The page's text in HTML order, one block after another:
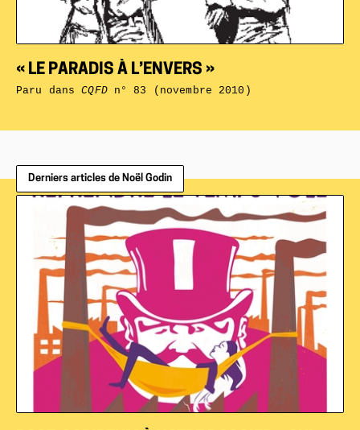
« LE PARADIS À L’ENVERS »
Paru dansCQFDn° 83 (novembre 2010)
Derniers articles de Noël Godin